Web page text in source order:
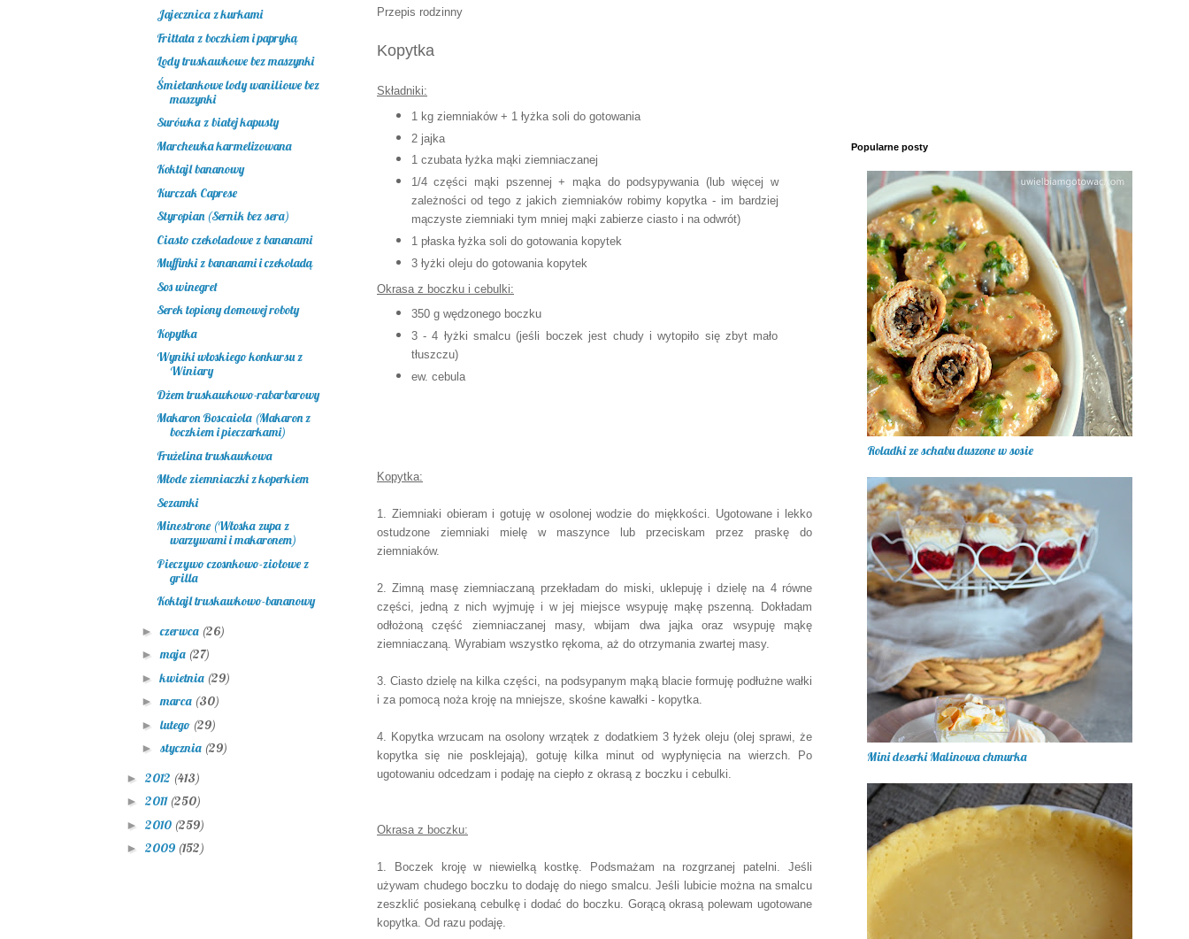
Przepis rodzinny
Kopytka
Składniki:
1 kg ziemniaków + 1 łyżka soli do gotowania
2 jajka
1 czubata łyżka mąki ziemniaczanej
1/4 części mąki pszennej + mąka do podsypywania (lub więcej w
zależności od tego z jakich ziemniaków robimy kopytka - im bardziej
mączyste ziemniaki tym mniej mąki zabierze ciasto i na odwrót)
1 płaska łyżka soli do gotowania kopytek
3 łyżki oleju do gotowania kopytek
Okrasa z boczku i cebulki:
350 g wędzonego boczku
3 - 4 łyżki smalcu (jeśli boczek jest chudy i wytopiło się zbyt mało
tłuszczu)
ew. cebula
Kopytka:
1. Ziemniaki obieram i gotuję w osolonej wodzie do miękkości. Ugotowane i lekko
ostudzone ziemniaki mielę w maszynce lub przeciskam przez praskę do
ziemniaków.
2. Zimną masę ziemniaczaną przekładam do miski, uklepuję i dzielę na 4 równe
części, jedną z nich wyjmuję i w jej miejsce wsypuję mąkę pszenną. Dokładam
odłożoną część ziemniaczanej masy, wbijam dwa jajka oraz wsypuję mąkę
ziemniaczaną. Wyrabiam wszystko rękoma, aż do otrzymania zwartej masy.
3. Ciasto dzielę na kilka części, na podsypanym mąką blacie formuję podłużne wałki
i za pomocą noża kroję na mniejsze, skośne kawałki - kopytka.
4. Kopytka wrzucam na osolony wrzątek z dodatkiem 3 łyżek oleju (olej sprawi, że
kopytka się nie posklejają), gotuję kilka minut od wypłynięcia na wierzch. Po
ugotowaniu odcedzam i podaję na ciepło z okrasą z boczku i cebulki.
Okrasa z boczku:
1. Boczek kroję w niewielką kostkę. Podsmażam na rozgrzanej patelni. Jeśli
używam chudego boczku to dodaję do niego smalcu. Jeśli lubicie można na smalcu
zeszklić posiekaną cebulkę i dodać do boczku. Gorącą okrasą polewam ugotowane
kopytka. Od razu podaję.
Jajecznica z kurkami
Frittata z boczkiem i papryką
Lody truskawkowe bez maszynki
Śmietankowe lody waniliowe bez
maszynki
Surówka z białej kapusty
Marchewka karmelizowana
Koktajl bananowy
Kurczak Caprese
Styropian (Sernik bez sera)
Ciasto czekoladowe z bananami
Muffinki z bananami i czekoladą
Sos winegret
Serek topiony domowej roboty
Kopytka
Wyniki włoskiego konkursu z
Winiary
Dżem truskawkowo-rabarbarowy
Makaron Boscaiola (Makaron z
boczkiem i pieczarkami)
Frużelina truskawkowa
Młode ziemniaczki z koperkiem
Sezamki
Minestrone (Włoska zupa z
warzywami i makaronem)
Pieczywo czosnkowo-ziołowe z
grilla
Koktajl truskawkowo-bananowy
►czerwca (26)
►maja (27)
►kwietnia (29)
►marca (30)
► lutego (29)
► stycznia (29)
► 2012 (413)
► 2011 (250)
► 2010 (259)
► 2009 (152)
Popularne posty
Roladki ze schabu duszone w sosie
Mini deserki Malinowa chmurka